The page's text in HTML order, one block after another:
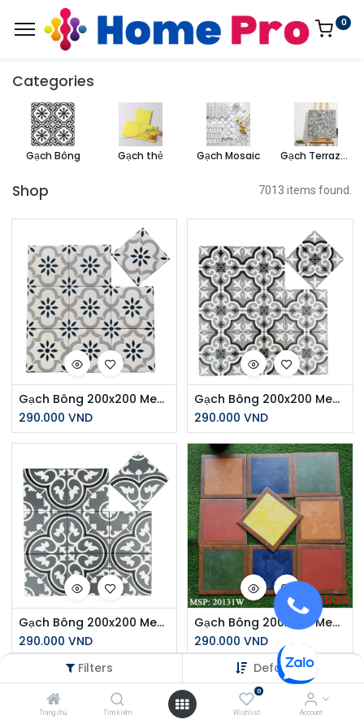
Filters Default
Trang chủ Tìm kiếm
0
Wishlist Account
0
Categories
Gạch Bông Gạch thẻ Gạch Mosaic Gạch Terrazzo
Shop 7013 items found.
Gạch Bông 200x200 Men Matt 20140
290.000 VND
Gạch Bông 200x200 Men Matt 20136
290.000 VND
Gạch Bông 200x200 Men Matt 20135
290.000 VND
Gạch Bông 200x200 Men Matt 20131W
290.000 VND